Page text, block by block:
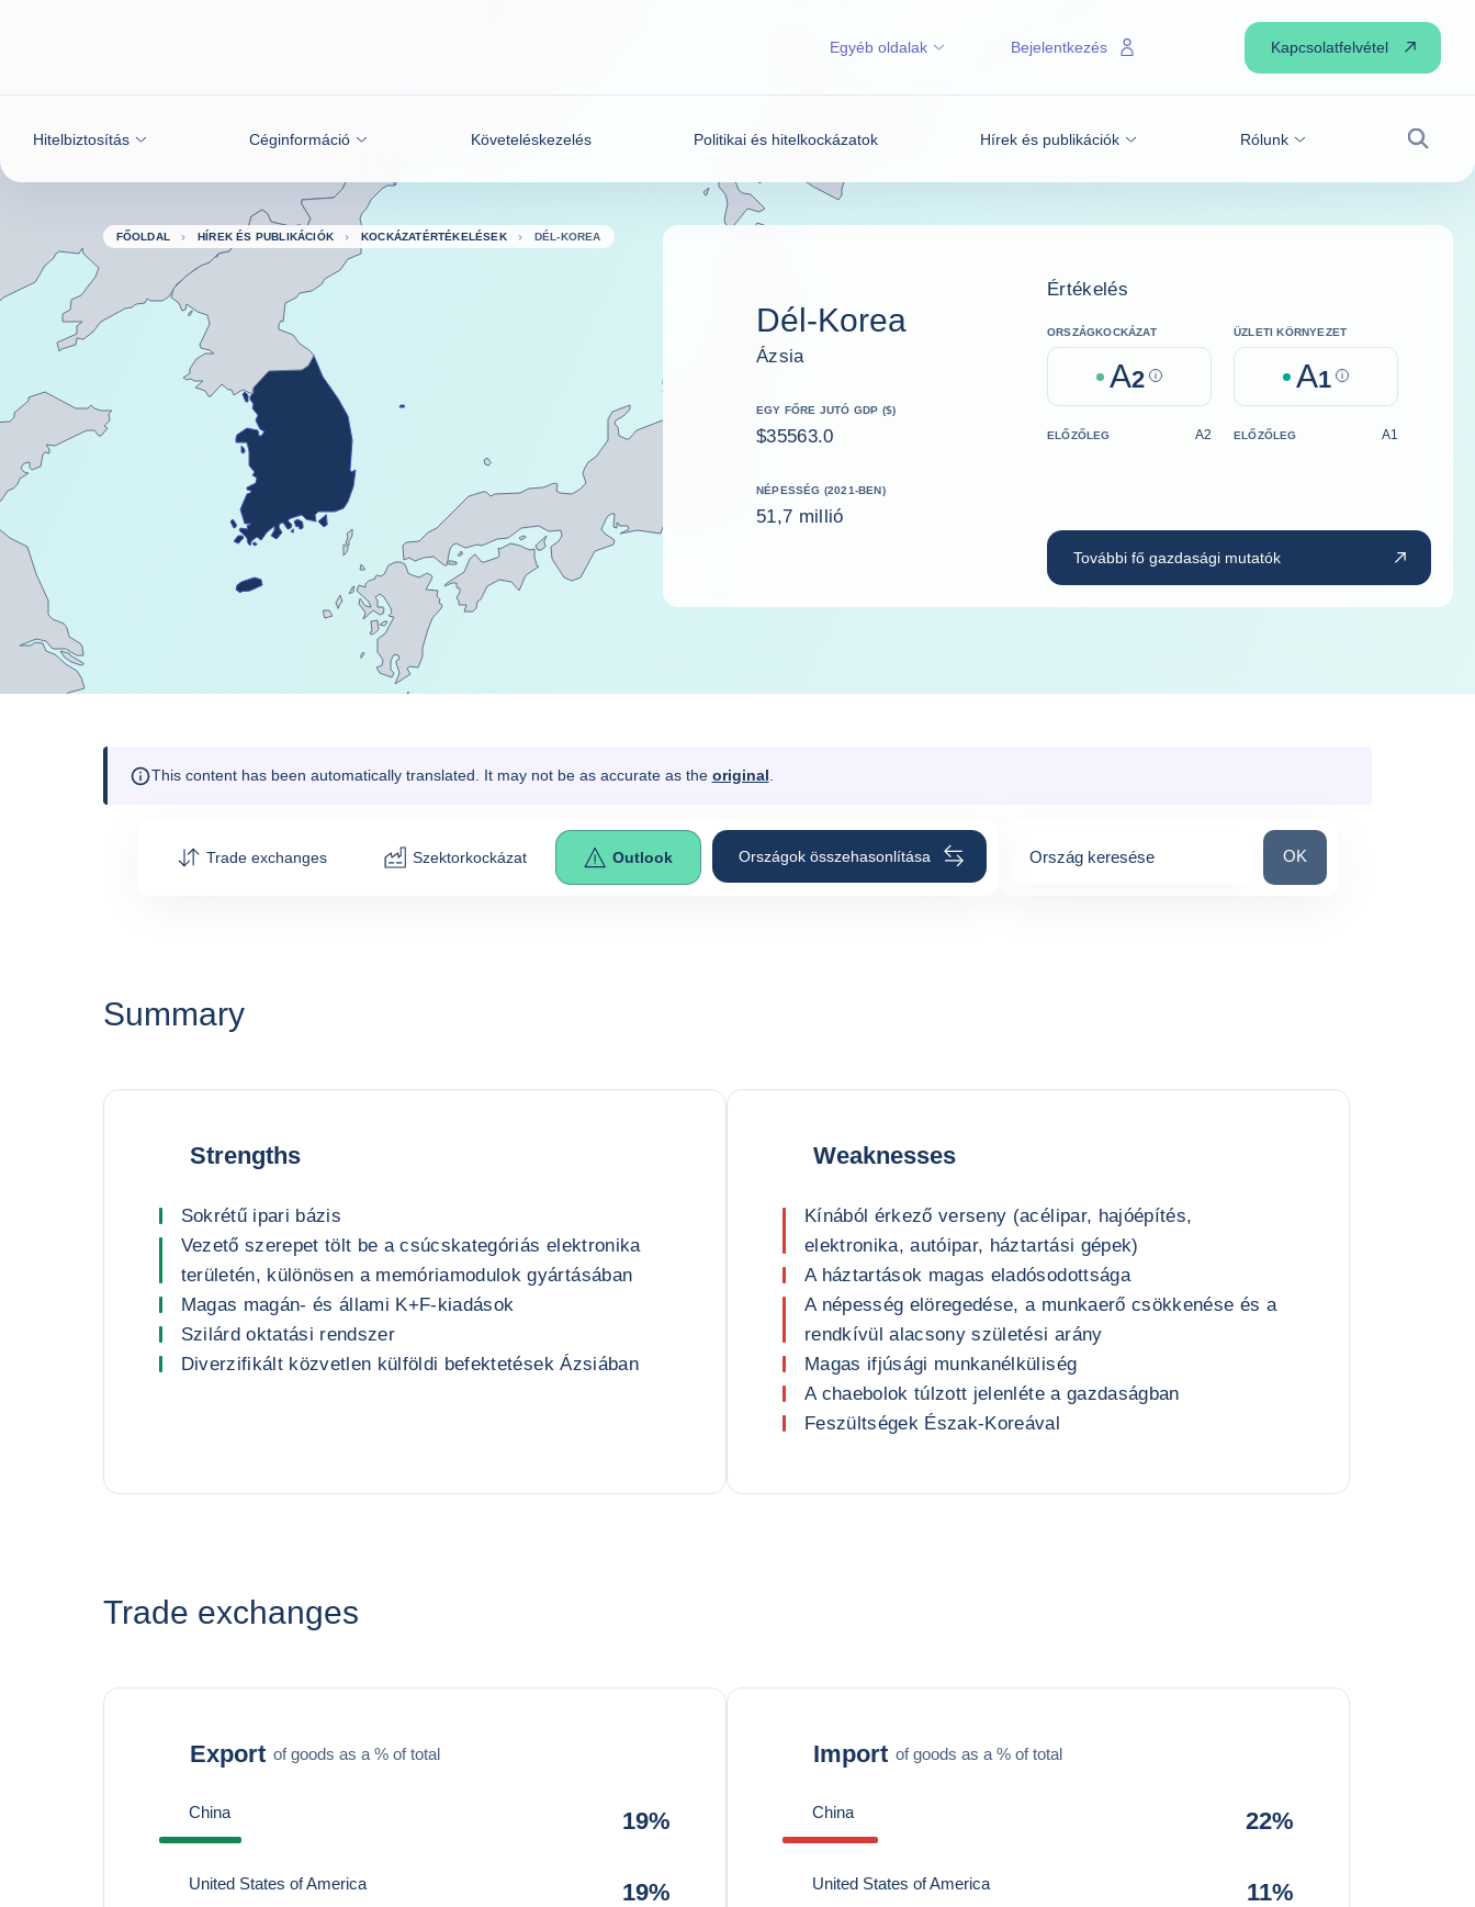
Hitelbiztosítás Céginformáció Követeléskezelés Politikai és hitelkockázatok Hírek és publikációk Rólunk
Egyéb oldalak Bejelentkezés Kapcsolatfelvétel
FŐOLDAL HÍREK ÉS PUBLIKÁCIÓK KOCKÁZATÉRTÉKELÉSEK DÉL-KOREA
Dél-Korea
Ázsia
EGY FŐRE JUTÓ GDP ($)
$35563.0
NÉPESSÉG (2021-BEN)
51,7 millió
Értékelés
ORSZÁGKOCKÁZAT
A2 Help
ÜZLETI KÖRNYEZET
A1 Help
ELŐZŐLEG A2 ELŐZŐLEG A1
További fő gazdasági mutatók
This content has been automatically translated. It may not be as accurate as the original
Trade exchanges Szektorkockázat Outlook Országok összehasonlítása Ország keresése Ország keresése
OK
Summary
Strengths
Sokrétű ipari bázis
Vezető szerepet tölt be a csúcskategóriás elektronika
területén, különösen a memóriamodulok gyártásában
Magas magán- és állami K+F-kiadások
Szilárd oktatási rendszer
Diverzifikált közvetlen külföldi befektetések Ázsiában
Weaknesses
Kínából érkező verseny (acélipar, hajóépítés,
elektronika, autóipar, háztartási gépek)
A háztartások magas eladósodottsága
A népesség elöregedése, a munkaerő csökkenése és a
rendkívül alacsony születési arány
Magas ifjúsági munkanélküliség
A chaebolok túlzott jelenléte a gazdaságban
Feszültségek Észak-Koreával
Trade exchanges
Export of goods as a % of total
China 19%
United States of America 19%
Import of goods as a % of total
China 22%
United States of America 11%